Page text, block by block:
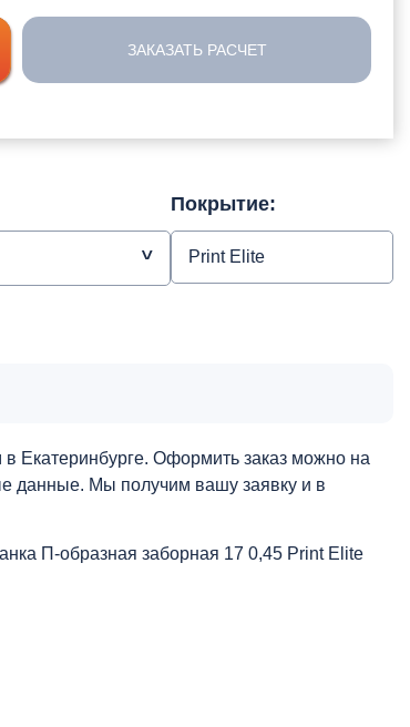
ЗАКАЗАТЬ РАСЧЕТ
Покрытие:
Print Elite
Екатеринбурге. Оформить заказ можно на
данные. Мы получим вашу заявку и в
П-образная заборная 17 0,45 Print Elite